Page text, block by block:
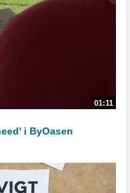
01:11
i ByOasen